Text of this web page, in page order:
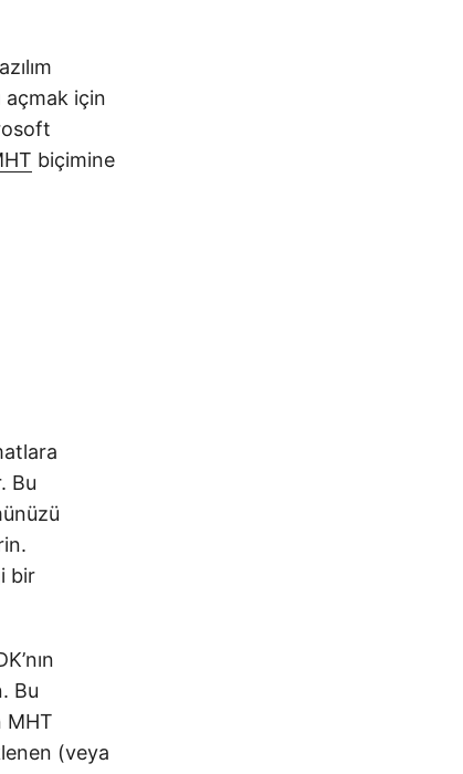
açmak için
biçimine
Bu
bir
Bu
MHT
(veya